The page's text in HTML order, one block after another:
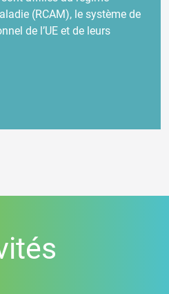
(RCAM), le système de
de l’UE et de leurs